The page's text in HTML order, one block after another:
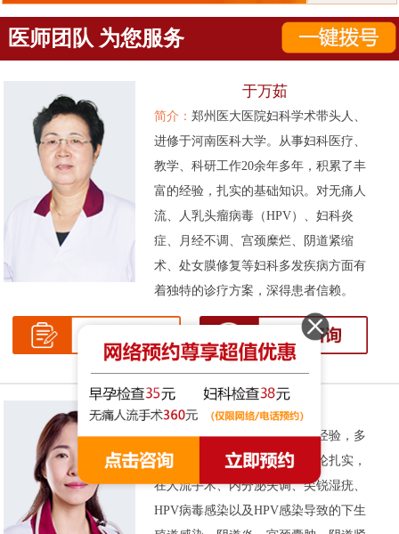
医师团队 为您服务
于万茹
简介： 郑州医大医院妇科学术带头人、
进修于河南医科大学。从事妇科医疗、
教学、科研工作20余年多年，积累了丰
富的经验，扎实的基础知识。对无痛人
流、人乳头瘤病毒（HPV）、妇科炎
症、月经不调、宫颈糜烂、阴道紧缩
术、处女膜修复等妇科多发疾病方面有
着独特的诊疗方案，深得患者信赖。
张伟侠
简介：拥有十余年的妇科临床经验，多
次被评为先进工作者。基础理论扎实，
在人流手术、内分泌失调、尖锐湿疣、
HPV病毒感染以及HPV感染导致的下生